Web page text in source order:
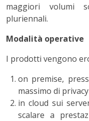
maggiori volumi
pluriennali.
Modalità operative
I prodotti vengono
on premise,
massimo di
in cloud sui
scalare a